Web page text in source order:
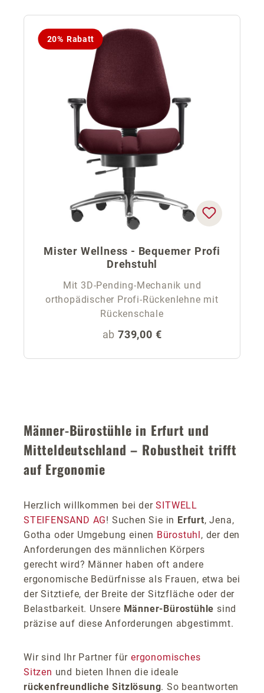
20% Rabatt
Mister Wellness - Bequemer Profi
Drehstuhl
Mit 3D-Pending-Mechanik und
orthopädischer Profi-Rückenlehne mit
Rückenschale
Regulärer Preis:
ab 739,00 €
Männer-Bürostühle in Erfurt und
Mitteldeutschland – Robustheit trifft
auf Ergonomie
Herzlich willkommen bei derSITWELL
STEIFENSAND AG! Suchen Sie in Erfurt, Jena,
Gotha oder Umgebung einen Bürostuhl, der den
Anforderungen des männlichen Körpers
gerecht wird? Männer haben oft andere
ergonomische Bedürfnisse als Frauen, etwa bei
der Sitztiefe, der Breite der Sitzfläche oder der
Belastbarkeit. Unsere Männer-Bürostühle sind
präzise auf diese Anforderungen abgestimmt.
Wir sind Ihr Partner fürergonomisches
Sitzen und bieten Ihnen die ideale
rückenfreundliche Sitzlösung. So beantworten